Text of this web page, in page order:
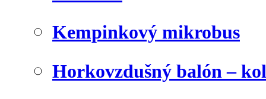
Kempinkový mikrobus
Horkovzdušný balón –